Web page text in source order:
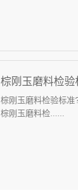
棕刚玉磨料检验
棕刚玉磨料检验标准
棕刚玉磨料检......